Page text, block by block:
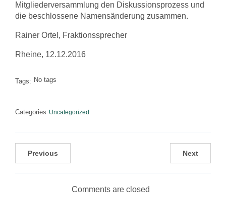
Mitgliederversammlung den Diskussionsprozess und
die beschlossene Namensänderung zusammen.
Rainer Ortel, Fraktionssprecher
Rheine, 12.12.2016
Tags: No tags
Categories Uncategorized
Previous Next
Comments are closed